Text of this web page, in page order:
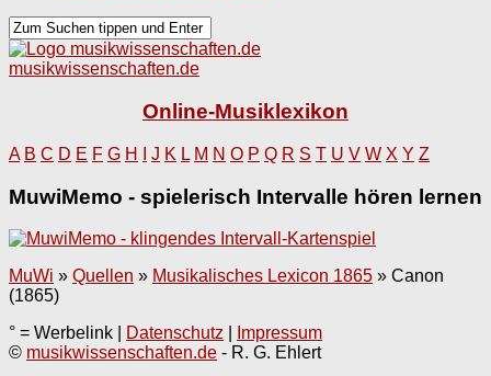
musikwissenschaften.de
Online-Musiklexikon
A B C D E F G H J K L M N O P Q R S T U V W X Y Z
MuwiMemo - spielerisch Intervalle hören lernen
MuWi » Quellen » Musikalisches Lexicon 1865 » Canon
(1865)
° = Werbelink |
Datenschutz
Impressum
© musikwissenschaften.de - R. G. Ehlert